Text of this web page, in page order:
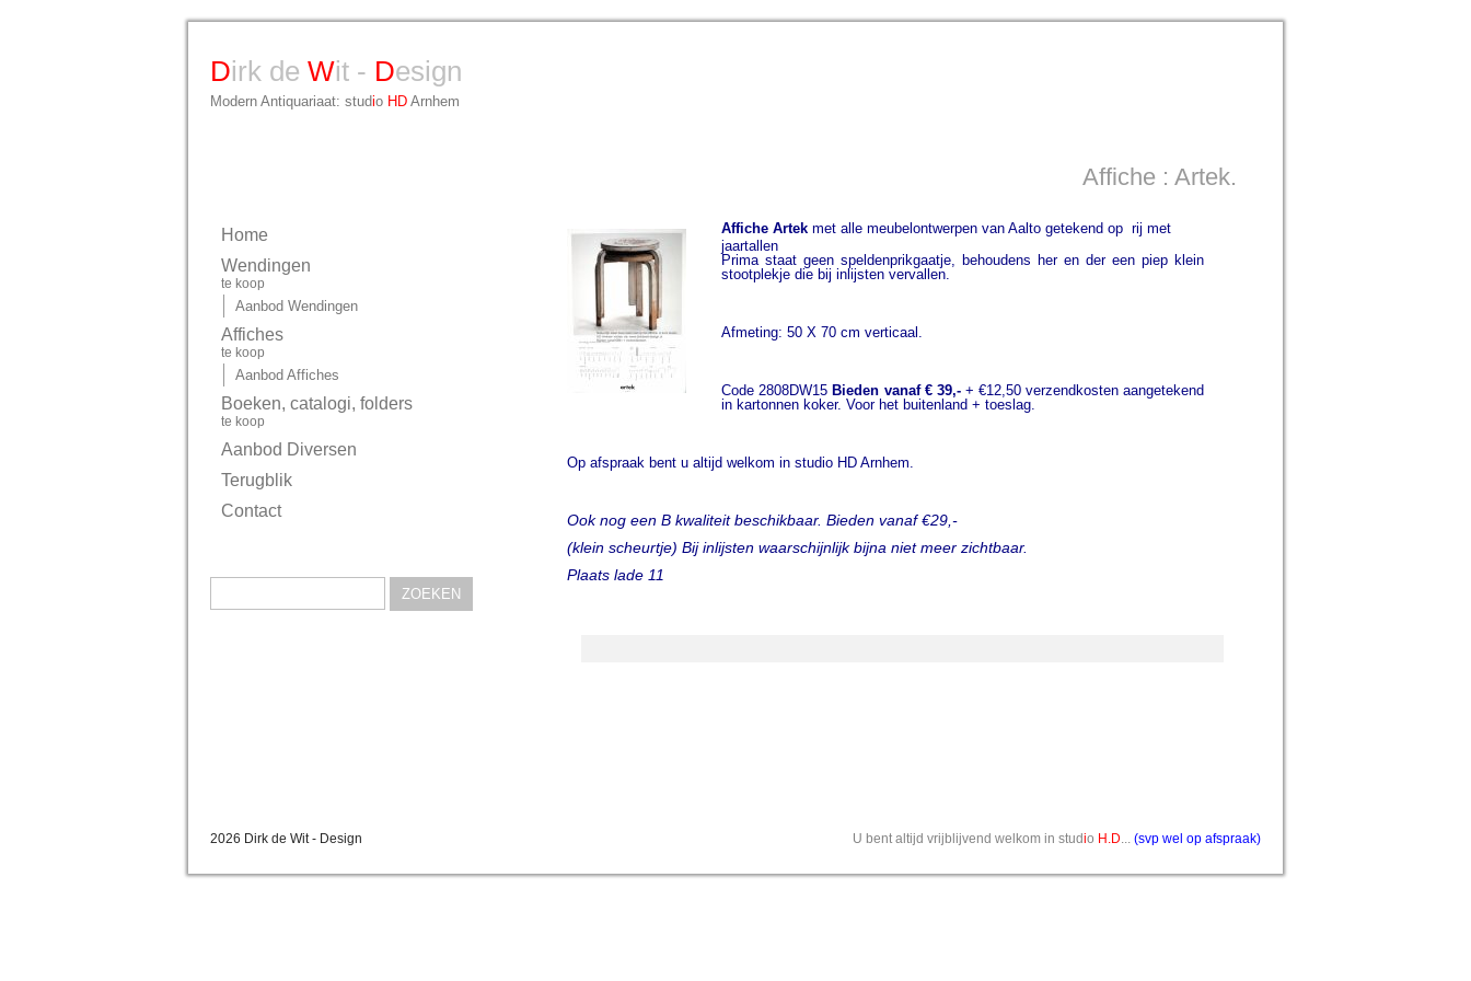
Dirk de Wit - Design
Modern Antiquariaat: studio HD Arnhem
Affiche : Artek.
Affiche Artek met alle meubelontwerpen van Aalto getekend op rij met
jaartallen
Prima staat geen speldenprikgaatje, behoudens her en der een piep klein
stootplekje die bij inlijsten vervallen.
Afmeting: 50 X 70 cm verticaal.
Code 2808DW15 Bieden vanaf € 39,-+ €12,50 verzendkosten aangetekend
in kartonnen koker. Voor het buitenland + toeslag.
Op afspraak bent u altijd welkom in studio HD Arnhem.
Ook nog een B kwaliteit beschikbaar. Bieden vanaf €29,-
(klein scheurtje) Bij inlijsten waarschijnlijk bijna niet meer zichtbaar.
Plaats lade 11
Home
Wendingen
te koop
Aanbod Wendingen
Affiches
te koop
Aanbod Affiches
Boeken, catalogi, folders
te koop
Aanbod Diversen
Terugblik
Contact
naar:
2026 Dirk de Wit - Design U bent altijd vrijblijvend welkom in studio H.D... (svp wel op afspraak)